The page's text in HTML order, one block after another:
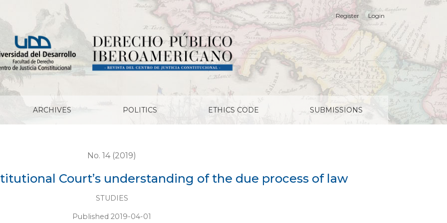
of the due process of law
ARCHIVES POLITICS ETHICS CODE SUBMISSIONS
Register Login
No. 14 (2019)
Court’s understanding of the due process of law
STUDIES
Published 2019-04-01